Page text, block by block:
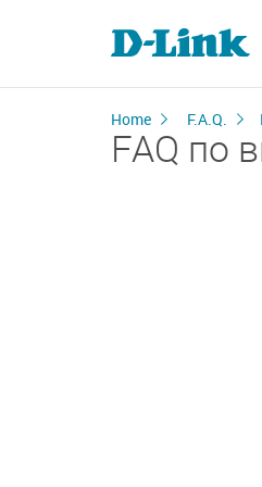
Home F.A.Q.
FAQ по